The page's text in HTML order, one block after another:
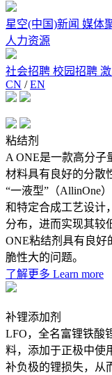
星空(中国)新闻 媒体
人力资源
社会招聘 校园招聘
CN / EN
粘结剂
A ONE是一款高分子
材料具有良好的分散
“一液型”（AllinOne
和特定合成工艺设计
分布，进而实现其较
ONE粘结剂具有良好
脆性大的问题。
了解更多 Learn more
补锂添加剂
LFO，全名富锂铁酸
料，添加于正极中使
补负极的锂损失，从